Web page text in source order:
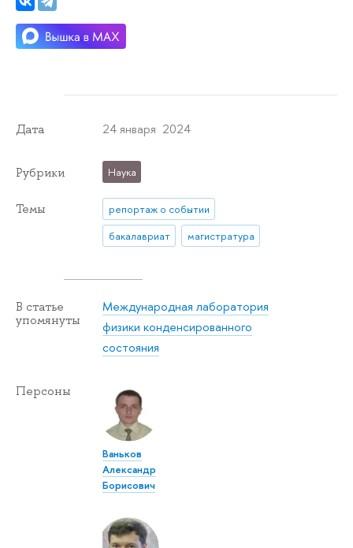
Дата 24 января 2024
Рубрики Наука
Темы
репортаж о событии
бакалавриат
магистратура
В статье
упомянуты
Международная лаборатория
физики конденсированного
состояния
Персоны
Ваньков
Александр
Борисович